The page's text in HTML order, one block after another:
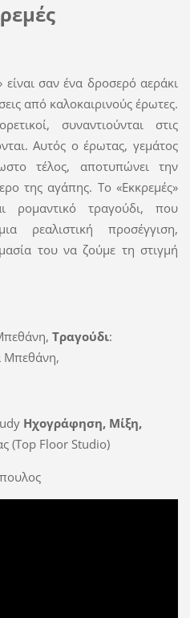
είναι σαν ένα δροσερό αεράκι
από καλοκαιρινούς έρωτες.
συναντιούνται στις
Αυτός ο έρωτας, γεμάτος
τέλος, αποτυπώνει την
της αγάπης. Το «Εκκρεμές»
ρομαντικό τραγούδι, που
ρεαλιστική προσέγγιση,
του να ζούμε τη στιγμή
Τραγούδι:
Μπεθάνη,
Ηχογράφηση, Μίξη,
(Top Floor Studio)